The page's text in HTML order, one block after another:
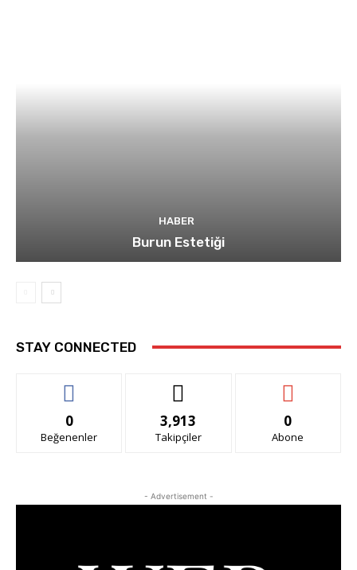
HABER
Burun Estetiği
STAY CONNECTED
0
Beğenenler
3,913
Takipçiler
0
Abone
- Advertisement -